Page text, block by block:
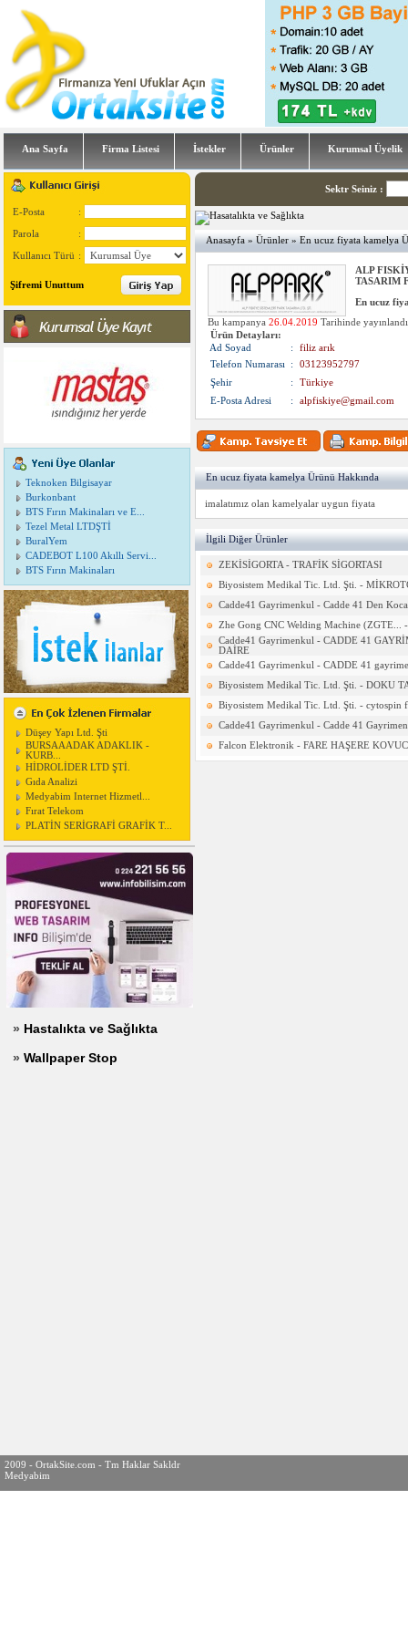
Ana Sayfa Firma Listesi İstekler Ürünler Kurumsal Üyelik
E-Posta :
Parola :
Kullanıcı Türü :
Şifremi Unuttum
Teknoken Bilgisayar
Burkonbant
BTS Fırın Makinaları ve E...
Tezel Metal LTDŞTİ
BuralYem
CADEBOT L100 Akıllı Servi...
BTS Fırın Makinaları
Düşey Yapı Ltd. Şti
BURSAAADAK ADAKLIK -
KURB...
HİDROLİDER LTD ŞTİ.
Gıda Analizi
Medyabim Internet Hizmetl...
Fırat Telekom
PLATİN SERİGRAFİ GRAFİK T...
» Hastalıkta ve Sağlıkta
» Wallpaper Stop
Sektr Seiniz :
Anasayfa»Ürünler» En ucuz fiyata kamelya
ALP
TASARIM
En ucuz
Bu kampanya 26.04.2019 Tarihinde
Ürün Detayları:
Ad Soyad
:
filiz arık
Telefon Numarası
:
03123952797
Şehir
:
Türkiye
E-Posta Adresi
: alpfiskiye@gmail.com
En ucuz fiyata kamelya Ürünü Hakkında
imalatımız olan kamelyalar uygun fiyata
İlgili Diğer Ürünler
ZEKİSİGORTA - TRAFİK SİGORTASI
Biyosistem Medikal Tic. Ltd. Şti. -
Cadde41 Gayrimenkul - Cadde 41 Den
Zhe Gong CNC Welding Machine (ZGTE...
Cadde41 Gayrimenkul - CADDE 41
DAİRE
Cadde41 Gayrimenkul - CADDE 41
Biyosistem Medikal Tic. Ltd. Şti. - DOKU
Biyosistem Medikal Tic. Ltd. Şti. - cytospin
Cadde41 Gayrimenkul - Cadde 41
Falcon Elektronik - FARE HAŞERE
2009 - OrtakSite.com - Tm Haklar Sakldr
Medyabim